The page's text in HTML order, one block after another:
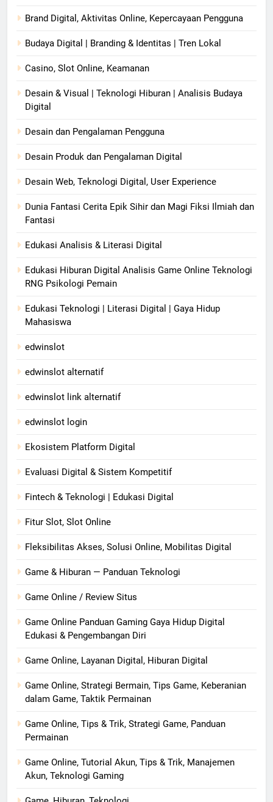
Brand Digital, Aktivitas Online, Kepercayaan Pengguna
Budaya Digital | Branding & Identitas | Tren Lokal
Casino, Slot Online, Keamanan
Desain & Visual | Teknologi Hiburan | Analisis Budaya
Digital
Desain dan Pengalaman Pengguna
Desain Produk dan Pengalaman Digital
Desain Web, Teknologi Digital, User Experience
Dunia Fantasi Cerita Epik Sihir dan Magi Fiksi Ilmiah dan
Fantasi
Edukasi Analisis & Literasi Digital
Edukasi Hiburan Digital Analisis Game Online Teknologi
RNG Psikologi Pemain
Edukasi Teknologi | Literasi Digital | Gaya Hidup
Mahasiswa
edwinslot
edwinslot alternatif
edwinslot link alternatif
edwinslot login
Ekosistem Platform Digital
Evaluasi Digital & Sistem Kompetitif
Fintech & Teknologi | Edukasi Digital
Fitur Slot, Slot Online
Fleksibilitas Akses, Solusi Online, Mobilitas Digital
Game & Hiburan — Panduan Teknologi
Game Online / Review Situs
Game Online Panduan Gaming Gaya Hidup Digital
Edukasi & Pengembangan Diri
Game Online, Layanan Digital, Hiburan Digital
Game Online, Strategi Bermain, Tips Game, Keberanian
dalam Game, Taktik Permainan
Game Online, Tips & Trik, Strategi Game, Panduan
Permainan
Game Online, Tutorial Akun, Tips & Trik, Manajemen
Akun, Teknologi Gaming